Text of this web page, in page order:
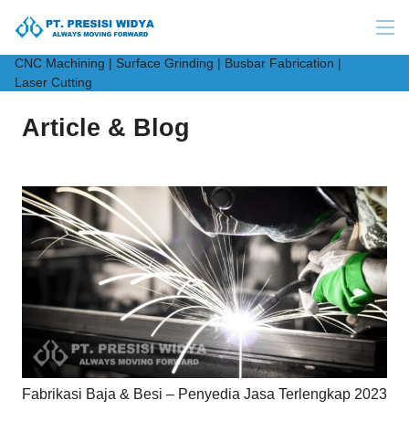
CNC Machining | Surface Grinding | Busbar Fabrication |
Laser Cutting
Article & Blog
Fabrikasi Baja & Besi – Penyedia Jasa Terlengkap 2023